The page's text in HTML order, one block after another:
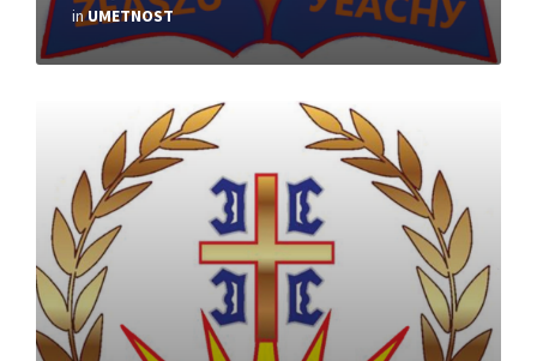
inUMETNOST